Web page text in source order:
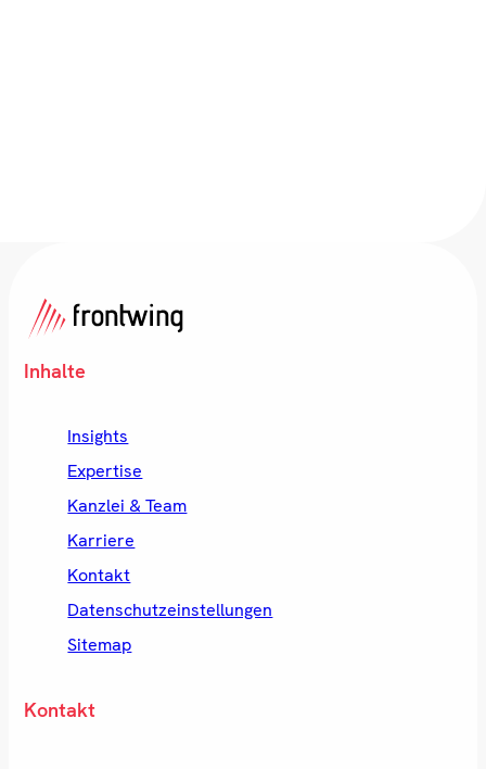
Inhalte
Insights
Expertise
Kanzlei & Team
Karriere
Kontakt
Datenschutzeinstellungen
Sitemap
Kontakt